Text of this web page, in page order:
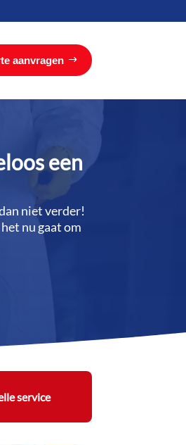
aanvragen
een
niet verder!
nu gaat om
service